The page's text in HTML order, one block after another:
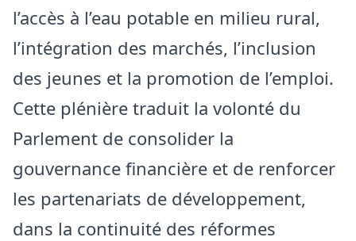
l’accès à l’eau potable en milieu rural,
l’intégration des marchés, l’inclusion
des jeunes et la promotion de l’emploi.
Cette plénière traduit la volonté du
Parlement de consolider la
gouvernance financière et de renforcer
les partenariats de développement,
dans la continuité des réformes